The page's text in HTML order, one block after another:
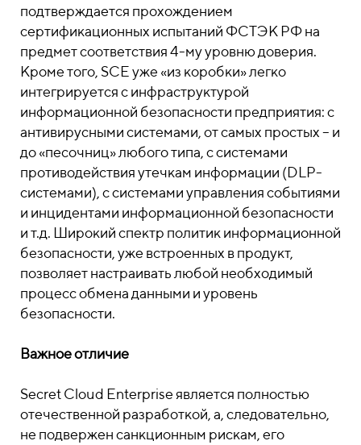
подтверждается прохождением
сертификационных испытаний ФСТЭК РФ на
предмет соответствия 4-му уровню доверия.
Кроме того, SCE уже «из коробки» легко
интегрируется с инфраструктурой
информационной безопасности предприятия: с
антивирусными системами, от самых простых – и
до «песочниц» любого типа, с системами
противодействия утечкам информации (DLP-
системами), с системами управления событиями
и инцидентами информационной безопасности
и т.д. Широкий спектр политик информационной
безопасности, уже встроенных в продукт,
позволяет настраивать любой необходимый
процесс обмена данными и уровень
безопасности.
Важное отличие
Secret Cloud Enterprise является полностью
отечественной разработкой, а, следовательно,
не подвержен санкционным рискам, его